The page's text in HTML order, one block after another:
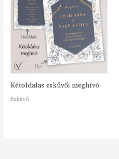
Kétoldalas esküvői meghívó
Esküvő